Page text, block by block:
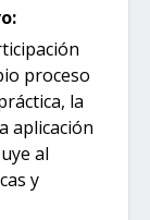
proceso
la
aplicación
al
y